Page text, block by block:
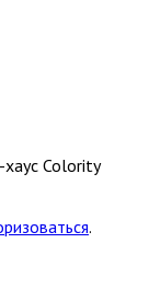
хаус Colority
.